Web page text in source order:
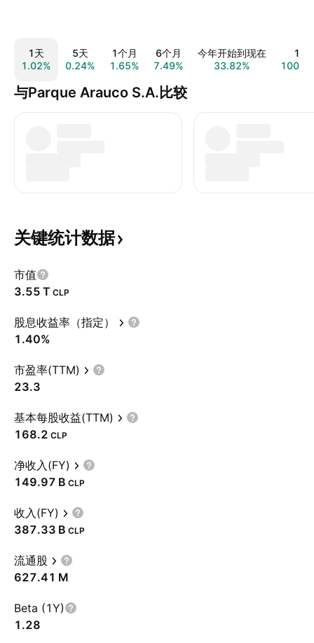
1天
1.02%
5天
0.24%
1个月
1.65%
6个月
7.49%
今年开始到现在
33.82%
1年
与Parque Arauco S.A.比较
关键统计数据
市值
‪3.55 T‬ CLP
股息收益率（指定）
1.40%
市盈率(TTM)
23.3
基本每股收益(TTM)
168.2 CLP
净收入(FY)
‪149.97 B‬ CLP
收入(FY)
‪387.33 B‬ CLP
流通股
‪627.41 M‬
Beta (1Y)
1.28